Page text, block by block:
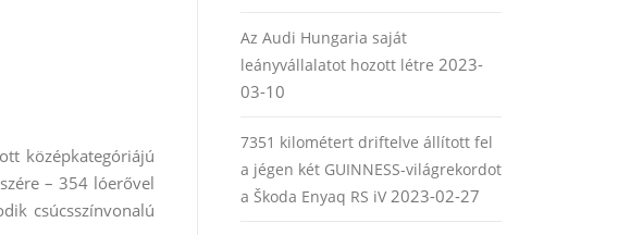
középkategóriájú
– 354 lóerővel
csúcsszínvonalú
Az Audi Hungaria saját
leányvállalatot hozott létre 2023-
03-10
7351 kilométert driftelve állított fel
a jégen két GUINNESS-világrekordot
a Škoda Enyaq RS iV 2023-02-27